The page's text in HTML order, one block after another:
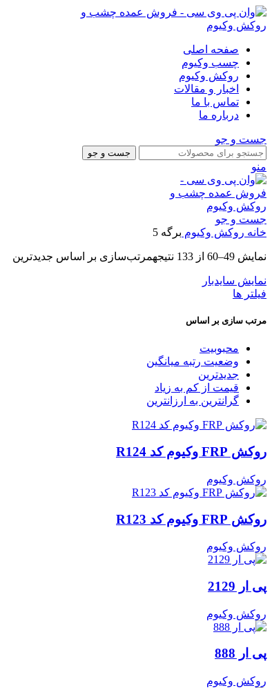
صفحه اصلی
چسب وکیوم
روکش وکیوم
اخبار و مقالات
تماس با ما
درباره ما
جست و جو
جست و جو
منو
جست و جو
خانه روکش وکیوم برگه 5
نمایش 49–60 از 133 نتیجه مرتب‌سازی بر اساس جدیدترین
نمایش سایدبار
فیلتر ها
مرتب سازی بر اساس
محبوبیت
وضعیت رتبه میانگین
جدیدترین
قیمت از کم به زیاد
گرانترین به ارزانترین
روکش FRP وکیوم کد R124
روکش وکیوم
روکش FRP وکیوم کد R123
روکش وکیوم
پی ار 2129
روکش وکیوم
پی ار 888
روکش وکیوم